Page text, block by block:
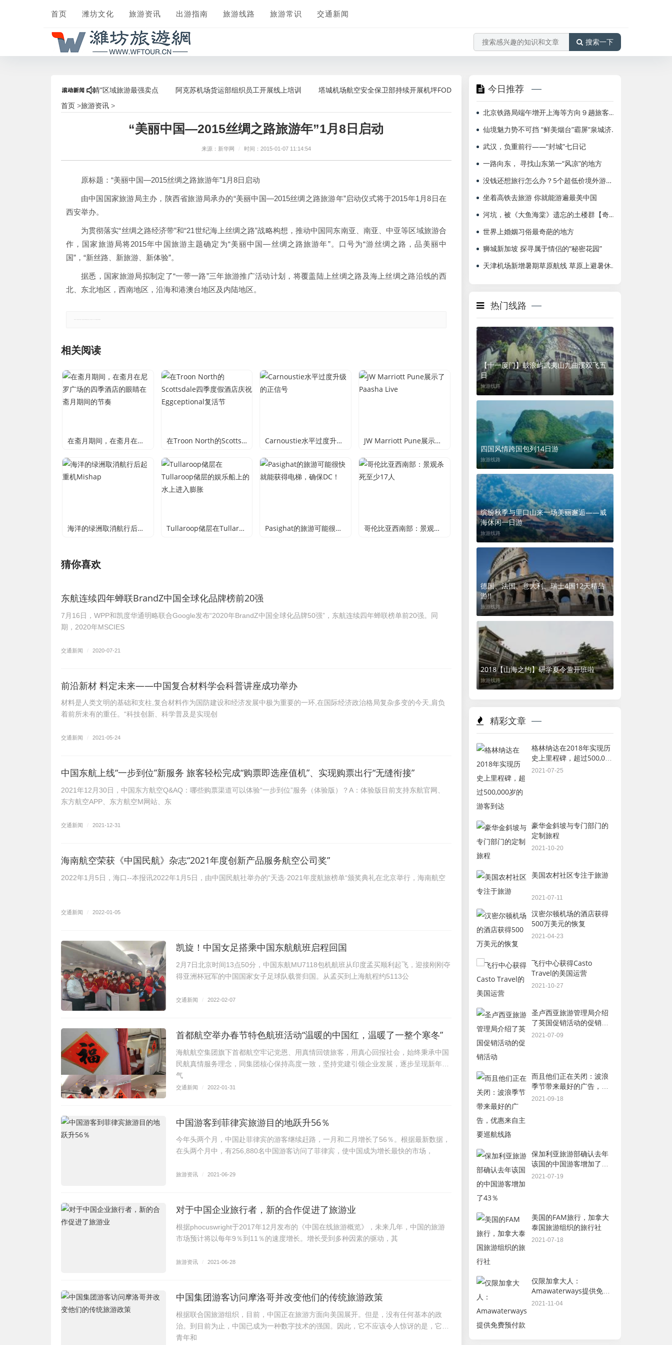
首页 潍坊文化 旅游资讯 出游指南 旅游线路 旅游常识 交通新闻
搜索一下
”人气爆棚，打造“后疫情”区域旅游最强卖点 阿克苏机场货运部组织员工开展线上培训 塔城机场航空安全保卫部持续开展机坪FOD清理工作 海航北京=布鲁塞尔、多伦多国际航班增频至每周2班
首页 >旅游资讯 >
“美丽中国—2015丝绸之路旅游年”1月8日启动
来源：新华网 / 时间：2015-01-07 11:14:54
原标题：“美丽中国—2015丝绸之路旅游年”1月8日启动
由中国国家旅游局主办，陕西省旅游局承办的“美丽中国—2015丝绸之路旅游年”启动仪式将于2015年1月8日在
西安举办。
为贯彻落实“丝绸之路经济带”和“21世纪海上丝绸之路”战略构想，推动中国同东南亚、南亚、中亚等区域旅游合
作，国家旅游局将2015年中国旅游主题确定为“美丽中国—丝绸之路旅游年”。口号为“游丝绸之路，品美丽中
国”，“新丝路、新旅游、新体验”。
据悉，国家旅游局拟制定了“一带一路”三年旅游推广活动计划，将覆盖陆上丝绸之路及海上丝绸之路沿线的西
北、东北地区，西南地区，沿海和港澳台地区及内陆地区。
相关阅读
在斋月期间，在斋月在尼罗广场的四季酒店的眼睛在斋月期间的节奏 在Troon North的Scottsdale四季度假酒店庆祝Eggceptional复活节 Carnoustie水平过度升级的正信号 JW Marriott Pune展示了Paasha Live
海洋的绿洲取消航行后起重机Mishap Tullaroop储层在Tullaroop储层的娱乐船上的水上进入膨胀 Pasighat的旅游可能很快就能获得电梯，确保DC！ 哥伦比亚西南部：景观杀死至少17人
猜你喜欢
东航连续四年蝉联BrandZ中国全球化品牌榜前20强
7月16日，WPP和凯度华通明略联合Google发布“2020年BrandZ中国全球化品牌50强”，东航连续四年蝉联榜单前20强。同
期，2020年MSCIES
交通新闻 / 2020-07-21
前沿新材 料定未来——中国复合材料学会科普讲座成功举办
材料是人类文明的基础和支柱,复合材料作为国防建设和经济发展中极为重要的一环,在国际经济政治格局复杂多变的今天,肩负
着前所未有的重任。“科技创新、科学普及是实现创
交通新闻 / 2021-05-24
中国东航上线“一步到位”新服务 旅客轻松完成“购票即选座值机”、实现购票出行“无缝衔接”
2021年12月30日，中国东方航空Q&AQ：哪些购票渠道可以体验“一步到位”服务（体验版）？A：体验版目前支持东航官网、
东方航空APP、东方航空M网站、东
交通新闻 / 2021-12-31
海南航空荣获《中国民航》杂志“2021年度创新产品服务航空公司奖”
2022年1月5日，海口--本报讯2022年1月5日，由中国民航社举办的“天选·2021年度航旅榜单“颁奖典礼在北京举行，海南航空
交通新闻 / 2022-01-05
凯旋！中国女足搭乘中国东航航班启程回国
2月7日北京时间13点50分，中国东航MU7118包机航班从印度孟买顺利起飞，迎接刚刚夺
得亚洲杯冠军的中国国家女子足球队载誉归国。从孟买到上海航程约5113公
交通新闻 / 2022-02-07
首都航空举办春节特色航班活动“温暖的中国红，温暖了一整个寒冬”
海航航空集团旗下首都航空牢记党恩、用真情回馈旅客，用真心回报社会，始终秉承中国
民航真情服务理念，同集团核心保持高度一致，坚持党建引领企业发展，逐步呈现新年新
气
交通新闻 / 2022-01-31
中国游客到菲律宾旅游目的地跃升56％
今年头两个月，中国赴菲律宾的游客继续赶路，一月和二月增长了56％。根据最新数据，
在头两个月中，有256,880名中国游客访问了菲律宾，使中国成为增长最快的市场，
旅游资讯 / 2021-06-29
对于中国企业旅行者，新的合作促进了旅游业
根据phocuswright于2017年12月发布的《中国在线旅游概览》，未来几年，中国的旅游
市场预计将以每年9％到11％的速度增长。增长受到多种因素的驱动，其
旅游资讯 / 2021-06-28
中国集团游客访问摩洛哥并改变他们的传统旅游政策
根据联合国旅游组织，目前，中国正在旅游方面向美国展开。但是，没有任何基本的政
治。到目前为止，中国已成为一种数字技术的强国。因此，它不应该令人惊讶的是，它的
青年和
今日推荐
北京铁路局端午增开上海等方向９趟旅客列车
仙境魅力势不可挡 “鲜美烟台”霸屏“泉城济南”
武汉，负重前行——“封城”七日记
一路向东， 寻找山东第一“风凉”的地方
没钱还想旅行怎么办？5个超低价境外游胜地
坐着高铁去旅游 你就能游遍最美中国
河坑，被《大鱼海棠》遗忘的土楼群【奇迹之旅】
世界上婚姻习俗最奇葩的地方
狮城新加坡 探寻属于情侣的“秘密花园”
天津机场新增暑期草原航线 草原上避暑休闲
热门线路
【十一厦门】鼓浪屿武夷山九曲溪双飞五
日
旅游线路
四国风情跨国包列14日游
旅游线路
缤纷秋季与里口山来一场美丽邂逅——威
海休闲一日游
旅游线路
德国、法国、意大利、瑞士4国12天精品
游!!
旅游线路
2018【山海之约】研学夏令营开班啦
旅游线路
精彩文章
格林纳达在2018年实现历
史上里程碑，超过500,000
岁的游客到达
2021-07-25
豪华金斜坡与专门部门的
定制旅程
2021-10-20
美国农村社区专注于旅游
2021-07-11
汉密尔顿机场的酒店获得
500万美元的恢复
2021-04-23
飞行中心获得Casto
Travel的美国运营
2021-10-27
圣卢西亚旅游管理局介绍
了英国促销活动的促销活
动
2021-07-09
而且他们正在关闭：波浪
季节带来最好的广告，优
惠来自主要巡航线路
2021-09-18
保加利亚旅游部确认去年
该国的中国游客增加了
43％
2021-07-19
美国的FAM旅行，加拿大
泰国旅游组织的旅行社
2021-07-18
仅限加拿大人：
Amawaterways提供免费
预付款
2021-11-04